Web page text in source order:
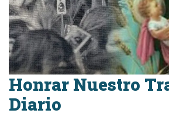
Honrar Nuestro
Diario